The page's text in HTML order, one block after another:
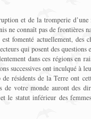
et de la tromperie
ne connaît pas de frontières
fomenté actuellement, des
qui posent des
dans ces régions en
successives ont inculqué à
résidents de la Terre ont
de votre monde auront des
le statut inférieur des